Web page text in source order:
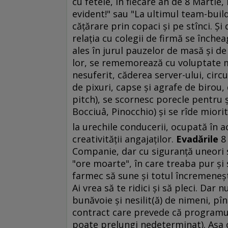
evident!" sau "La ultimul team-
căţărare prin copaci şi pe stînci.
relaţia cu colegii de firmă se
ales în jurul pauzelor de masă şi
lor, se rememorează cu
nesuferit, căderea server-ului,
de pixuri, capse şi agrafe de
pitch), se scornesc porecle pentru
Bocciuâ, Pinocchio) şi se rîde
la urechile conducerii, ocupată în
creativităţii angajaţilor. Evadările
Companie, dar cu siguranţă
"ore moarte", în care treaba pur şi
farmec să sune şi totul
Ai vrea să te ridici şi să pleci. Dar
bunăvoie şi nesilit(ă) de nimeni,
contract care prevede că
poate prelungi nedeterminat).